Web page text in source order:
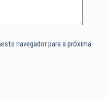
navegador para a próxima